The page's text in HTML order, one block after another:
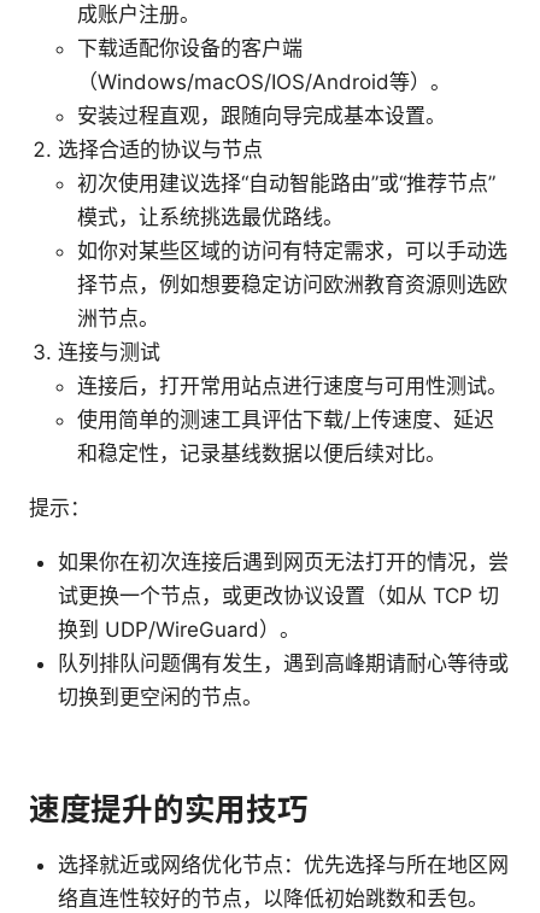
成账户注册。
下载适配你设备的客户端
（Windows/macOS/IOS/Android等）。
安装过程直观，跟随向导完成基本设置。
选择合适的协议与节点
初次使用建议选择“自动智能路由”或“推荐节点”
模式，让系统挑选最优路线。
如你对某些区域的访问有特定需求，可以手动选
择节点，例如想要稳定访问欧洲教育资源则选欧
洲节点。
连接与测试
连接后，打开常用站点进行速度与可用性测试。
使用简单的测速工具评估下载/上传速度、延迟
和稳定性，记录基线数据以便后续对比。
提示：
如果你在初次连接后遇到网页无法打开的情况，尝
试更换一个节点，或更改协议设置（如从 TCP 切
换到 UDP/WireGuard）。
队列排队问题偶有发生，遇到高峰期请耐心等待或
切换到更空闲的节点。
速度提升的实用技巧
选择就近或网络优化节点：优先选择与所在地区网
络直连性较好的节点，以降低初始跳数和丢包。